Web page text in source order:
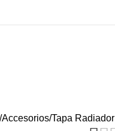
Accesorios Tapa Radiador